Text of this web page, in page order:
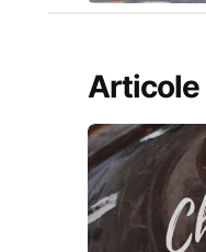
Articole